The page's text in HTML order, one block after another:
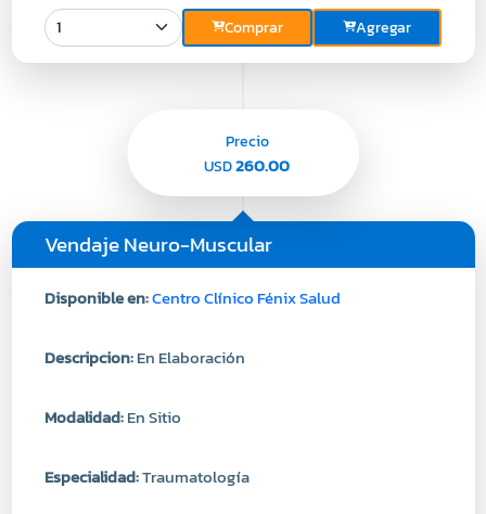
Comprar Agregar
Vendaje Neuro-Muscular
Disponible en:Centro Clínico Fénix Salud
Descripcion:En Elaboración
Modalidad:En Sitio
Especialidad:Traumatología
Precio
USD260.00